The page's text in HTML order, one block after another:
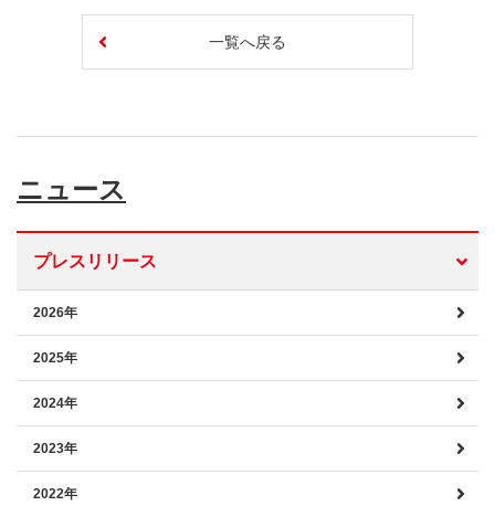
一覧へ戻る
ニュース
プレスリリース
2026年
2025年
2024年
2023年
2022年